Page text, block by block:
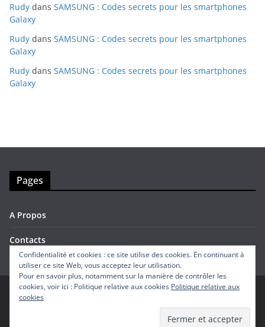
Rudy dans SAMSUNG : Codes secrets pour les smartphones
Galaxy
Rudy dans SAMSUNG : Codes secrets pour les smartphones
Galaxy
Rudy dans SAMSUNG : Codes secrets pour les smartphones
Galaxy
Pages
A Propos
Contacts
. Tous droits réservés.
par ThemeGrill. Propulsé parWordPress
Confidentialité et cookies : ce site utilise des cookies. En continuant à
utiliser ce site Web, vous acceptez leur utilisation.
Pour en savoir plus, notamment sur la manière de contrôler les
cookies, voir ici : Politique relative aux cookies Politique relative aux
cookies